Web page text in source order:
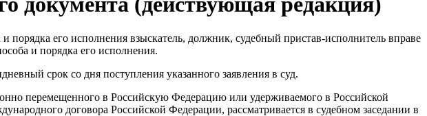
порядка его исполнения взыскатель, должник, судебный пристав-исполнитель вправе
и порядка его исполнения.
срок со дня поступления указанного заявления в суд.
перемещенного в Российскую Федерацию или удерживаемого в Российской
договора Российской Федерации, рассматривается в судебном заседании в